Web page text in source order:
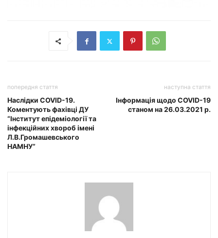
попередня стаття
Наслідки COVID-19.
Коментують фахівці ДУ
“Інститут епідеміології та
інфекційних хвороб імені
Л.В.Громашевського
НАМНУ”
наступна стаття
Інформація щодо COVID-19
станом на 26.03.2021 р.